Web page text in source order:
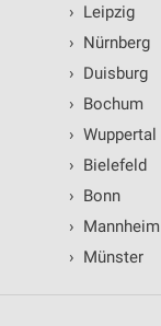
› Leipzig
› Nürnberg
› Duisburg
› Bochum
› Wuppertal
› Bielefeld
› Bonn
› Mannheim
› Münster
von Inhalten